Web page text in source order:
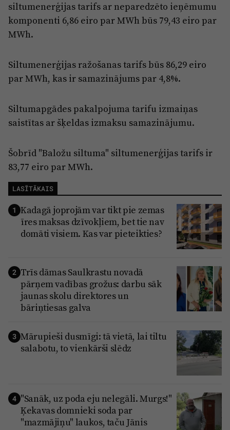
Privātuma politika
Ētikas kodekss
Pārredzamības paziņojumi
Sludinājumi
siltumenerģijas tarifs ar neparedzēto ieņēmumu
komponenti 6,86 eiro par MWh būs 79,43 eiro par
MWh.
Siltumenerģijas ražošanas tarifs būs 86,29 eiro
par MWh, kas ir samazinājums par 4,8%.
Siltumapgādes pakalpojuma tarifu izmaiņas
saistītas ar šķeldas izmaksu samazinājumu.
Šobrīd "Baložu siltuma" siltumenerģijas tarifs ir
83,77 eiro par MWh.
LASĪTĀKAIS
1 Kadagā joprojām var tikt pie zemas
īres maksas dzīvokļiem, bet tie nav
domāti visiem. Kas var pieteikties?
2 Trīs dāmas Saulkrastu novadā
pārņem vadības grožus: darbu sāk
jaunas skolu direktores un
bāriņtiesas galva
3 Mārupieši dusmīgi: tā vietā, lai tiltu
salabotu, to vienkārši slēdz
4 "Sanāk, uz poda eju nelegāli. Murgs!"
Ķekavas domnieki soda par
"mazmājiņu" laukos, taču Jānis